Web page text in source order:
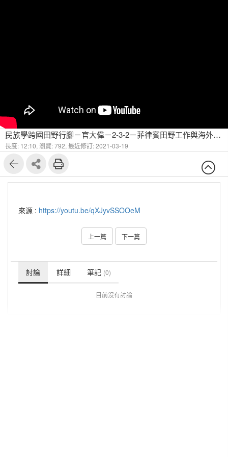
民族學跨國田野行腳－官大偉－2-3-2－菲律賓田野工作與海外科研中心的成果回顧(二)
長度: 12:10, 瀏覽: 792, 最近修訂: 2021-03-19
來源 : https://youtu.be/qXJyvSSOOeM
上一篇 下一篇
討論 詳細 筆記 (0)
目前沒有討論